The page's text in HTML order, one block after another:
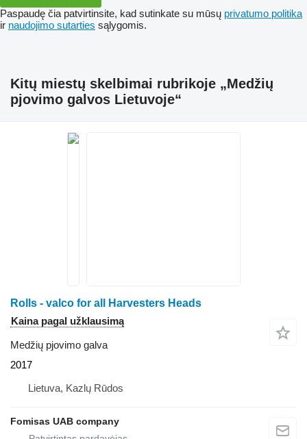
Paspaudę čia patvirtinsite, kad sutinkate su mūsų privatumo politika
ir naudojimo sutarties sąlygomis.
Kitų miestų skelbimai rubrikoje „Medžių
pjovimo galvos Lietuvoje“
Rolls - valco for all Harvesters Heads
Kaina pagal užklausimą
Medžių pjovimo galva
2017
Lietuva, Kazlų Rūdos
Fomisas UAB company